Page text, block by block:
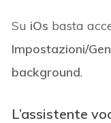
Su iOs basta
Impostazioni/
background.
L’assistente